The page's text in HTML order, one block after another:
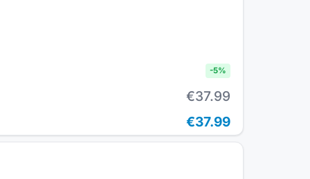
-5%
€37.99
€37.99